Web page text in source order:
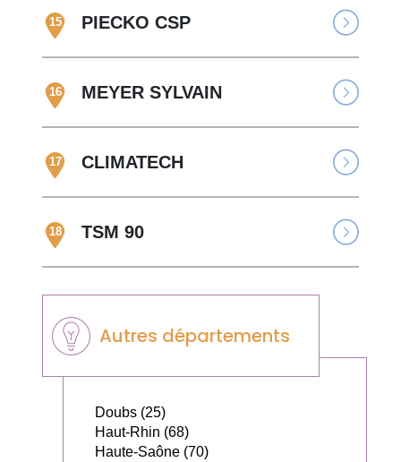
15 PIECKO CSP
16 MEYER SYLVAIN
17 CLIMATECH
18 TSM 90
Autres départements
Doubs (25)
Haut-Rhin (68)
Haute-Saône (70)